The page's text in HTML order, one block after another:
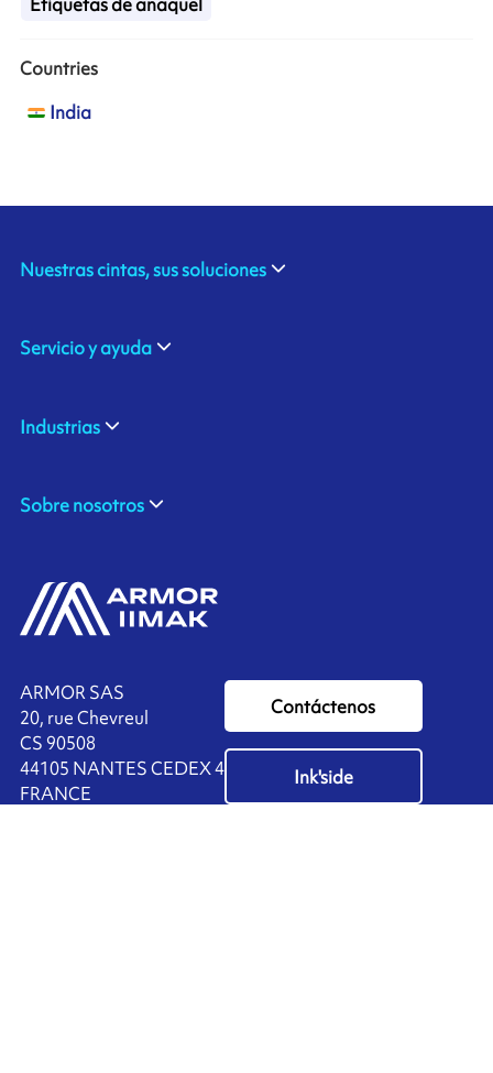
Countries
India
ARMOR SAS
20, rue Chevreul
CS 90508
44105 NANTES CEDEX 4
FRANCE
Contáctenos
Ink'side
Nuestras cintas, sus soluciones
Servicio y ayuda
Industrias
Sobre nosotros